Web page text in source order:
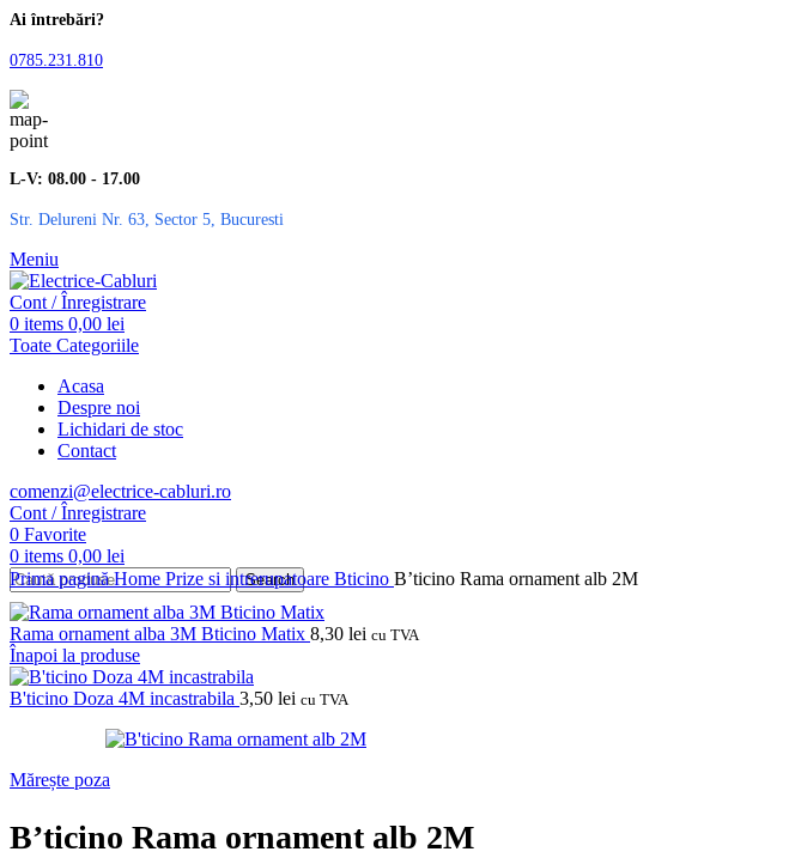
Ai întrebări?
0785.231.810
L-V: 08.00 - 17.00
Str. Delureni Nr. 63, Sector 5, Bucuresti
Meniu
Cont / Înregistrare
0 items 0,00 lei
Toate Categoriile
Acasa
Despre noi
Lichidari de stoc
Contact
comenzi@electrice-cabluri.ro
Cont / Înregistrare
0 Favorite
0 items 0,00 lei
Search
Prima paginăHome Prize si intrerupatoare Bticino B’ticino Rama ornament alb 2M
Rama ornament alba 3M Bticino Matix 8,30 lei cu TVA
Înapoi la produse
B'ticino Doza 4M incastrabila 3,50 lei cu TVA
Mărește poza
B’ticino Rama ornament alb 2M